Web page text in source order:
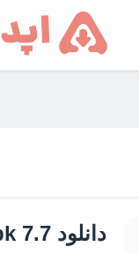
دانلود Traffix Mod Apk 7.7 نسخه مود شده